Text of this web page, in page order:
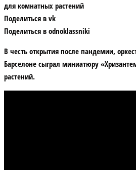
Поделиться в vk
Поделиться в odnoklassniki
В честь открытия после пандемии,
Барселоне сыграл миниатюру
растений.